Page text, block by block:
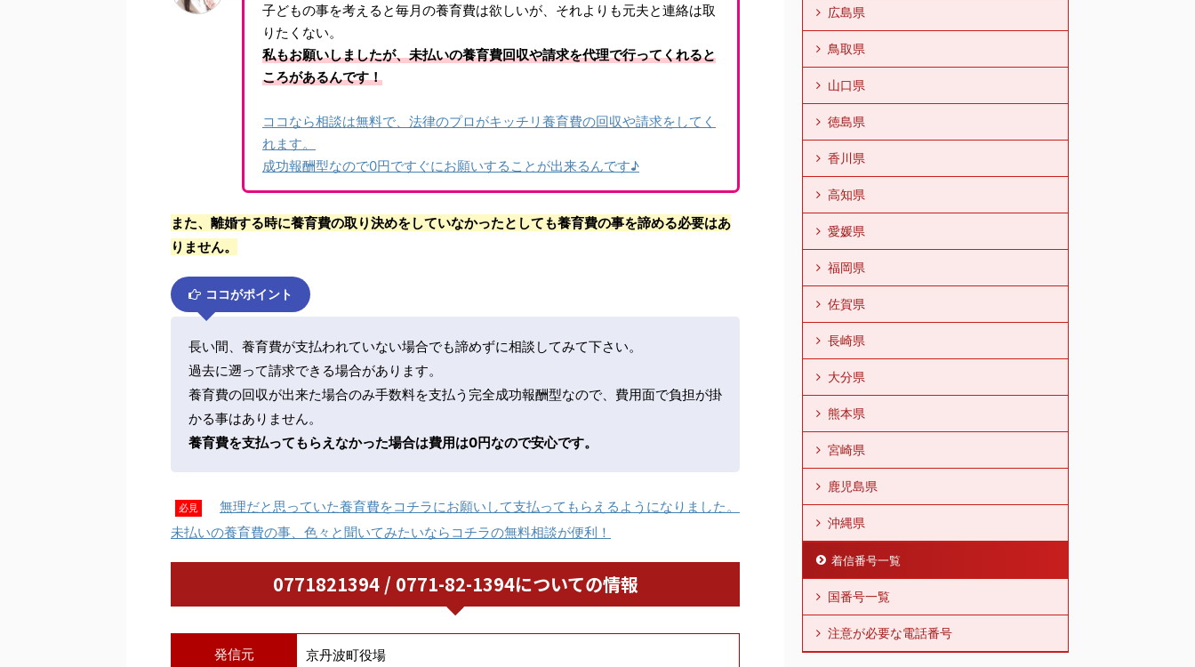
子どもの事を考えると毎月の養育費は欲しいが、それよりも元夫と連絡は取
りたくない。
私もお願いしましたが、未払いの養育費回収や請求を代理で行ってくれると
ころがあるんです！
ココなら相談は無料で、法律のプロがキッチリ養育費の回収や請求をしてく
れます。
成功報酬型なので0円ですぐにお願いすることが出来るんです♪
また、離婚する時に養育費の取り決めをしていなかったとしても養育費の事を諦める必要はあ
りません。
ココがポイント
長い間、養育費が支払われていない場合でも諦めずに相談してみて下さい。
過去に遡って請求できる場合があります。
養育費の回収が出来た場合のみ手数料を支払う完全成功報酬型なので、費用面で負担が掛
かる事はありません。
養育費を支払ってもらえなかった場合は費用は0円なので安心です。
必見
無理だと思っていた養育費をコチラにお願いして支払ってもらえるようになりました。
未払いの養育費の事、色々と聞いてみたいならコチラの無料相談が便利！
0771821394 / 0771-82-1394についての情報
発信元 京丹波町役場
広島県
鳥取県
山口県
徳島県
香川県
高知県
愛媛県
福岡県
佐賀県
長崎県
大分県
熊本県
宮崎県
鹿児島県
沖縄県
着信番号一覧
国番号一覧
注意が必要な電話番号